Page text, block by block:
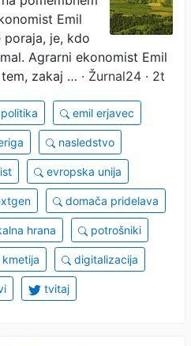
Emil
poraja, je, kdo
Agrarni ekonomist Emil
zakaj … · Žurnal24 · 2t
emil erjavec
nasledstvo
evropska unija
domača pridelava
hrana potrošniki
digitalizacija
tvitaj